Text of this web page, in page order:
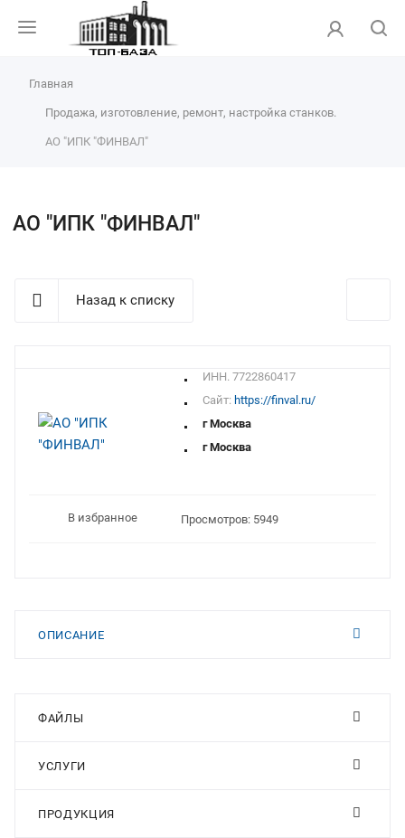
Главная
Продажа, изготовление, ремонт, настройка станков.
АО "ИПК "ФИНВАЛ"
АО "ИПК "ФИНВАЛ"
Назад к списку
ИНН. 7722860417
Сайт: https://finval.ru/
г Москва
г Москва
В избранное Просмотров: 5949
ОПИСАНИЕ
ФАЙЛЫ
УСЛУГИ
ПРОДУКЦИЯ